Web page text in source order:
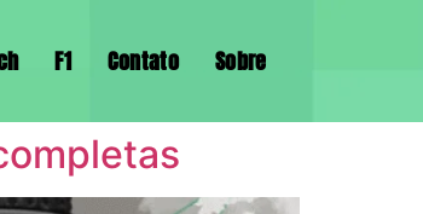
F1 Contato Sobre